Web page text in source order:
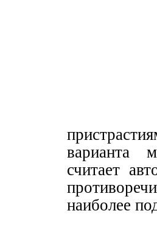
варианта
считает
наиболее